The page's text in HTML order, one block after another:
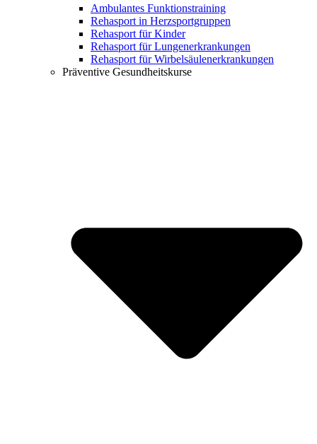
Ambulantes Funktionstraining
Rehasport in Herzsportgruppen
Rehasport für Kinder
Rehasport für Lungenerkrankungen
Rehasport für Wirbelsäulenerkrankungen
Präventive Gesundheitskurse